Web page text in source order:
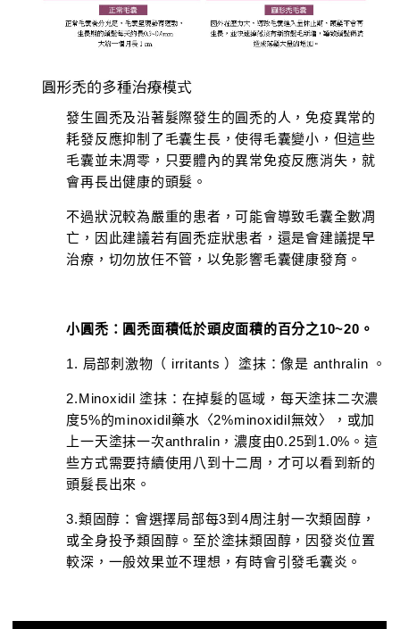
發生圓禿及沿著髮際發生的圓禿的人，免疫異常的
耗發反應抑制了毛囊生長，使得毛囊變小，但這些
毛囊並未凋零，只要體內的異常免疫反應消失，就
會再長出健康的頭髮。
不過狀況較為嚴重的患者，可能會導致毛囊全數凋
亡，因此建議若有圓禿症狀患者，還是會建議提早
治療，切勿放任不管，以免影響毛囊健康發育。
小圓禿：圓禿面積低於頭皮面積的百分之10~20。
1. 局部刺激物（ irritants ）塗抹：像是 anthralin 。
2.Minoxidil 塗抹：在掉髮的區域，每天塗抹二次濃
度5%的minoxidil藥水〈2%minoxidil無效〉，或加
上一天塗抹一次anthralin，濃度由0.25到1.0%。這
些方式需要持續使用八到十二周，才可以看到新的
頭髮長出來。
3.類固醇：會選擇局部每3到4周注射一次類固醇，
或全身投予類固醇。至於塗抹類固醇，因發炎位置
較深，一般效果並不理想，有時會引發毛囊炎。